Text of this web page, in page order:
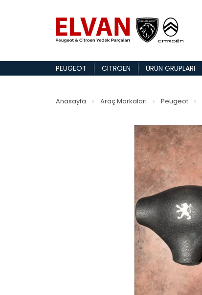
PEUGEOT CITROEN ÜRÜN GRUPLARI
Anasayfa Araç Markaları Peugeot